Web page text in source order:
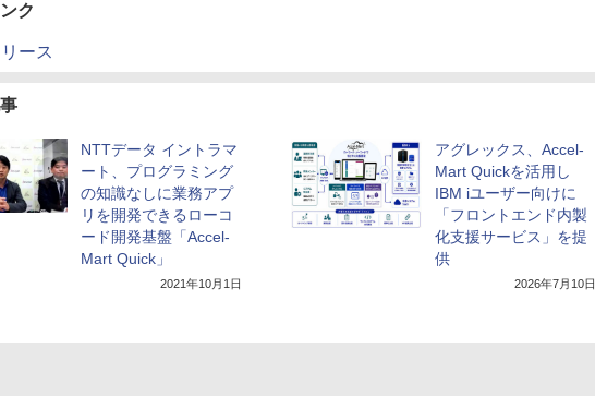
ク
ース
NTTデータ イントラマ
ート、プログラミング
の知識なしに業務アプ
リを開発できるローコ
ード開発基盤「Accel-
Mart Quick」
2021年10月1日
アグレックス、Accel-
Mart Quickを活用し
IBM iユーザー向けに
「フロントエンド内製
化支援サービス」を提
供
2026年7月10日